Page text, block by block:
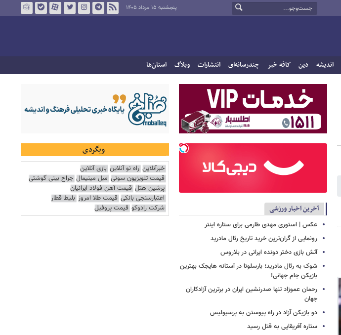
پنجشنبه ۱۵ مرداد ۱۴۰۵
اندیشه دین کافه خبر چندرسانه‌ای انتشارات وبلاگ استان‌ها
آخرین اخبار ورزشی
عکس | استوری مهدی طارمی برای ستاره اینتر
رونمایی از گران‌ترین خرید تاریخ رئال مادرید
آتش بازی دختر دونده ایرانی در بلاروس
شوک به رئال مادرید؛ بارسلونا در آستانه هایجک بهترین
بازیکن جام جهانی!
رحمان عموزاد تنها صدرنشین ایران در برترین آزادکاران
جهان
دو بازیکن آزاد در راه پیوستن به پرسپولیس
ستاره آفریقایی به قتل رسید
وبگردی
خبرآنلاین راه نو آنلاین بازی آنلاین
قیمت تلویزیون سونی مبل مینیمال جراح بینی گوشتی
پرشین هتل قیمت آهن فولاد ایرانیان
اعتبارسنجی بانکی قیمت طلا امروز بلیط قطار
شرکت رادوکو قیمت پروفیل